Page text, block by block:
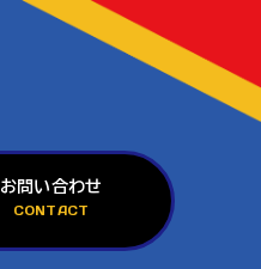
お問い合わせ
CONTACT